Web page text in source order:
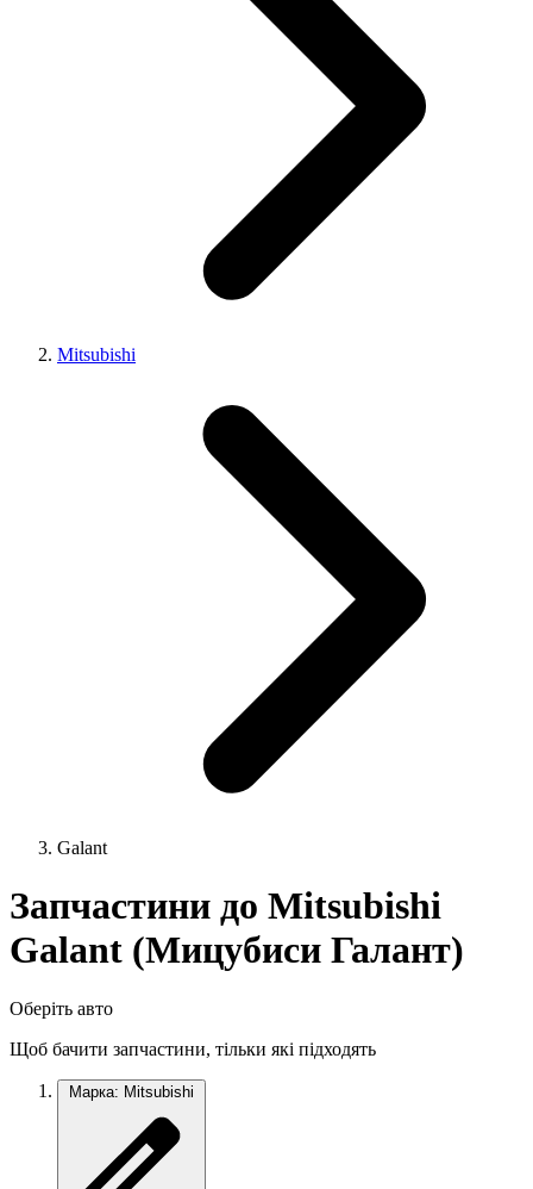
Mitsubishi
Galant
Запчастини до Mitsubishi
Galant (Мицубиси Галант)
Оберіть авто
Щоб бачити запчастини, тільки які підходять
Марка: Mitsubishi